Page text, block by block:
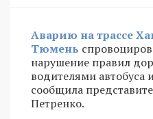
Аварию на трассе
Тюмень
нарушение правил
водителями автобуса
сообщила
Петренко.